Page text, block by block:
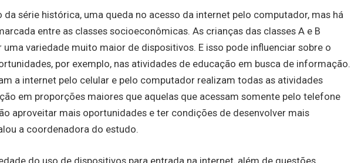
da série histórica, uma queda no acesso da internet pelo computador, mas há
entre as classes socioeconômicas. As crianças das classes A e B
uma variedade muito maior de dispositivos. E isso pode influenciar sobre o
por exemplo, nas atividades de educação em busca de informação.
a internet pelo celular e pelo computador realizam todas as atividades
em proporções maiores que aquelas que acessam somente pelo telefone
aproveitar mais oportunidades e ter condições de desenvolver mais
a coordenadora do estudo.